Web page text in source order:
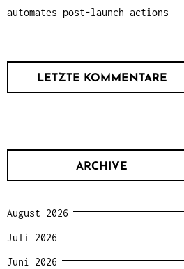
automates post-launch actions
LETZTE KOMMENTARE
ARCHIVE
August 2026
Juli 2026
Juni 2026